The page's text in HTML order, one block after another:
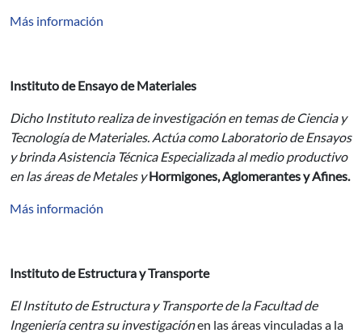
Más información
Instituto de Ensayo de Materiales
Dicho Instituto realiza de investigación en temas de Ciencia y
Tecnología de Materiales. Actúa como Laboratorio de Ensayos
y brinda Asistencia Técnica Especializada al medio productivo
en las áreas de Metales yHormigones, Aglomerantes y Afines.
Más información
Instituto de Estructura y Transporte
El Instituto de Estructura y Transporte de la Facultad de
Ingeniería centra su investigaciónen las áreas vinculadas a la